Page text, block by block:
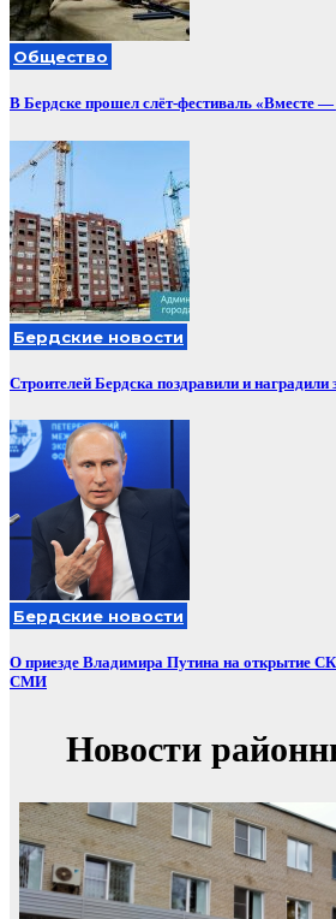
Общество
В Бердске прошел слёт-фестиваль «Вместе
Бердские новости
Строителей Бердска поздравили и наградили
Бердские новости
О приезде Владимира Путина на открытие
СМИ